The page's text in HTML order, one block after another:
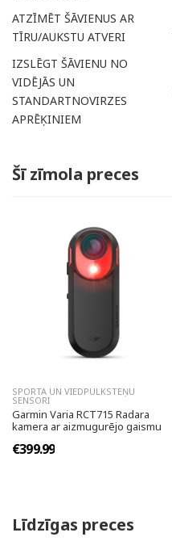
ATZĪMĒT ŠĀVIENUS AR
TĪRU/AUKSTU ATVERI
IZSLĒGT ŠĀVIENU NO
VIDĒJĀS UN
STANDARTNOVIRZES
APRĒĶINIEM
Šī zīmola preces
SPORTA UN VIEDPULKSTEŅU
SENSORI
Garmin Varia RCT715 Radara
kamera ar aizmugurējo gaismu
€399.99
Līdzīgas preces